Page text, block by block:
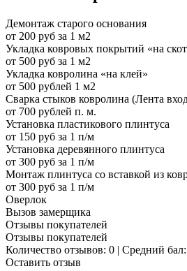
Демонтаж старого основания
от 200 руб за 1 м2
Укладка ковровых покрытий «на
от 500 руб за 1 м2
Укладка ковролина «на клей»
от 500 рублей 1 м2
Сварка стыков ковролина (Лента
от 700 рублей п. м.
Установка пластикового плинтуса
от 150 руб за 1 п/м
Установка деревянного плинтуса
от 300 руб за 1 п/м
Монтаж плинтуса со вставкой из
от 300 руб за 1 п/м
Оверлок
Вызов замерщика
Отзывы покупателей
Отзывы покупателей
Количество отзывов: 0 | Средний
Оставить отзыв